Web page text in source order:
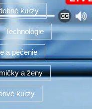
kurzy
Technológie
a pečenie
a ženy
kurzy